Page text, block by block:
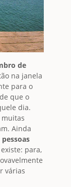
de
na janela
para o
que o
dia.
muitas
Ainda
pessoas
existe: para,
várias